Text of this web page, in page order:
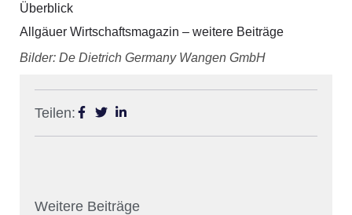
Überblick
Allgäuer Wirtschaftsmagazin – weitere Beiträge
Bilder: De Dietrich Germany Wangen GmbH
Teilen:
Weitere Beiträge